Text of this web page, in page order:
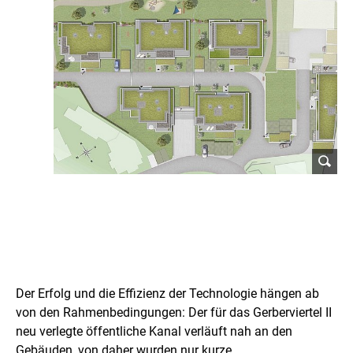
s
s
Der Erfolg und die Effizienz der Technologie hängen ab
von den Rahmenbedingungen: Der für das Gerberviertel II
neu verlegte öffentliche Kanal verläuft nah an den
Gebäuden, von daher wurden nur kurze